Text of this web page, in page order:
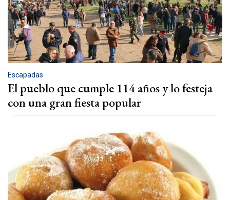
Escapadas
El pueblo que cumple 114 años y lo festeja
con una gran fiesta popular